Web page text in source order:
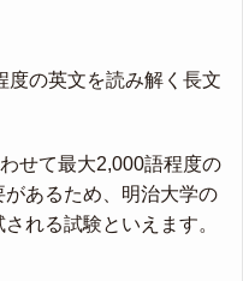
度の英文を読み解く長文
せて最大2,000語程度の
あるため、明治大学の
れる試験といえます。